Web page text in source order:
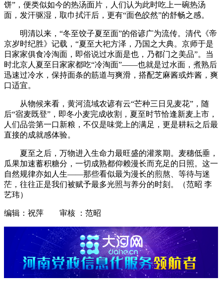
饼”，便类似如今的热汤面片，人们认为此时吃上一碗热汤
面，发汗驱湿，取巾拭汗后，更有“面色皎然”的舒畅之感。
明清以来，“冬至饺子夏至面”的俗谚广为流传。清代《帝
京岁时纪胜》记载，“夏至大祀方泽，乃国之大典。京师于是
日家家俱食冷淘面，即俗说过水面是也，乃都门之美品”。当
时北京人夏至日家家都吃“冷淘面”——也就是过水面，煮熟后
迅速过冷水，保持面条的筋道与爽滑，搭配芝麻酱或炸酱，爽
口适宜。
从物候来看，黄河流域农谚有云“芒种三日见麦花”，随
后“宿麦既登”，即冬小麦完成收割，夏至时节恰逢新麦上市，
人们品尝第一口新粮，不仅是味觉上的满足，更是耕耘之后最
直接的成就感体验。
夏至之后，万物进入生命力最旺盛的灌浆期。麦穗低垂，
瓜果加速蓄积糖分，一切成熟都仰赖漫长而充足的日照。这一
自然规律亦如人生——那些看似最为漫长的煎熬、等待与迷
茫，往往正是我们被赋予最多光照与养分的时刻。（范昭 李
艺玮）
编辑：祝萍 审核 ：范昭